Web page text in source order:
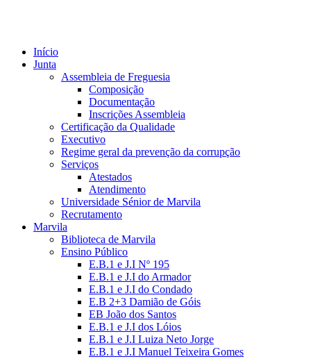
Início
Junta
Assembleia de Freguesia
Composição
Documentação
Inscrições Assembleia
Certificação da Qualidade
Executivo
Regime geral da prevenção da corrupção
Serviços
Atestados
Atendimento
Universidade Sénior de Marvila
Recrutamento
Marvila
Biblioteca de Marvila
Ensino Público
E.B.1 e J.I Nº 195
E.B.1 e J.I do Armador
E.B.1 e J.I do Condado
E.B 2+3 Damião de Góis
EB João dos Santos
E.B.1 e J.I dos Lóios
E.B.1 e J.I Luiza Neto Jorge
E.B.1 e J.I Manuel Teixeira Gomes